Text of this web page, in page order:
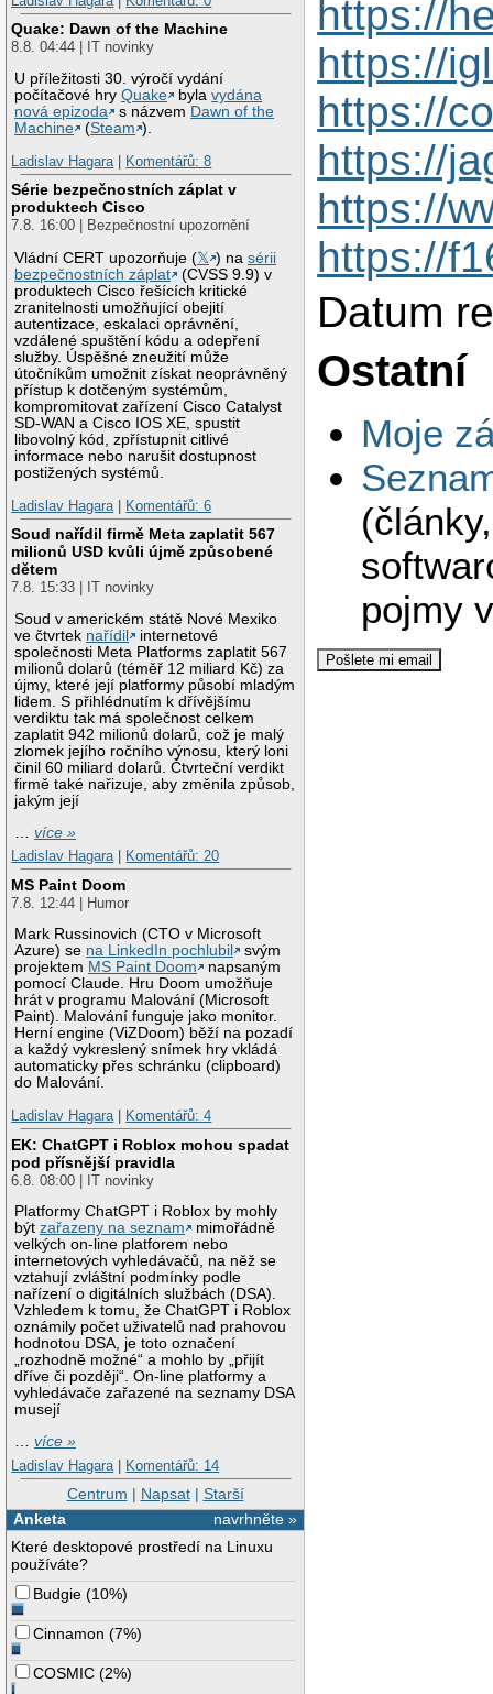
Quake: Dawn of the Machine
8.8. 04:44 | IT novinky
U příležitosti 30. výročí vydání
počítačové hryQuake bylavydána
nová epizoda
s názvem Dawn of the
Machine
(Steam ).
Ladislav Hagara | Komentářů: 8
Série bezpečnostních záplat v
produktech Cisco
7.8. 16:00 | Bezpečnostní upozornění
Vládní CERT upozorňuje (𝕏 ) nasérii
bezpečnostních záplat
(CVSS 9.9) v
produktech Cisco řešících kritické
zranitelnosti umožňující obejití
autentizace, eskalaci oprávnění,
vzdálené spuštění kódu a odepření
služby. Úspěšné zneužití může
útočníkům umožnit získat neoprávněný
přístup k dotčeným systémům,
kompromitovat zařízení Cisco Catalyst
SD-WAN a Cisco IOS XE, spustit
libovolný kód, zpřístupnit citlivé
informace nebo narušit dostupnost
postižených systémů.
Ladislav Hagara | Komentářů: 6
Soud nařídil firmě Meta zaplatit 567
milionů USD kvůli újmě způsobené
dětem
7.8. 15:33 | IT novinky
Soud v americkém státě Nové Mexiko
ve čtvrtek nařídil
internetové
společnosti Meta Platforms zaplatit 567
milionů dolarů (téměř 12 miliard Kč) za
újmy, které její platformy působí mladým
lidem. S přihlédnutím k dřívějšímu
verdiktu tak má společnost celkem
zaplatit 942 milionů dolarů, což je malý
zlomek jejího ročního výnosu, který loni
činil 60 miliard dolarů. Čtvrteční verdikt
firmě také nařizuje, aby změnila způsob,
jakým její
…více »
Ladislav Hagara| Komentářů: 20
MS Paint Doom
7.8. 12:44 | Humor
Mark Russinovich (CTO v Microsoft
Azure) se na LinkedIn pochlubil
svým
projektem MS Paint Doom
napsaným
pomocí Claude. Hru Doom umožňuje
hrát v programu Malování (Microsoft
Paint). Malování funguje jako monitor.
Herní engine (ViZDoom) běží na pozadí
a každý vykreslený snímek hry vkládá
automaticky přes schránku (clipboard)
do Malování.
Ladislav Hagara| Komentářů: 4
EK: ChatGPT i Roblox mohou spadat
pod přísnější pravidla
6.8. 08:00 | IT novinky
Platformy ChatGPT i Roblox by mohly
býtzařazeny na seznam
mimořádně
velkých on-line platforem nebo
internetových vyhledávačů, na něž se
vztahují zvláštní podmínky podle
nařízení o digitálních službách (DSA).
Vzhledem k tomu, že ChatGPT i Roblox
oznámily počet uživatelů nad prahovou
hodnotou DSA, je toto označení
„rozhodně možné“ a mohlo by „přijít
dříve či později“. On-line platformy a
vyhledávače zařazené na seznamy DSA
musejí
…více »
Ladislav Hagara | Komentářů: 14
Centrum | Napsat| Starší
navrhněte »
Anketa
Které desktopové prostředí na Linuxu
používáte?
Budgie (10%)
Cinnamon (7%)
COSMIC (2%)
https://
https://
https://
https://
https://
https://
Datum
Ostatní
Moje
pojmy